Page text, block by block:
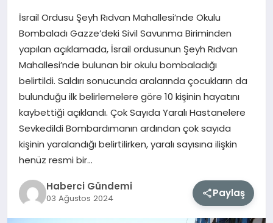
MAGAZIN
EĞITIM
SAĞLIK
TEKNOLOJI
İsrail Ordusu Şeyh Rıdvan Mahallesi’nde Okulu
Bombaladı Gazze’deki Sivil Savunma Biriminden
yapılan açıklamada, İsrail ordusunun Şeyh Rıdvan
Mahallesi’nde bulunan bir okulu bombaladığı
belirtildi. Saldırı sonucunda aralarında çocukların da
bulunduğu ilk belirlemelere göre 10 kişinin hayatını
kaybettiği açıklandı. Çok Sayıda Yaralı Hastanelere
Sevkedildi Bombardımanın ardından çok sayıda
kişinin yaralandığı belirtilirken, yaralı sayısına ilişkin
henüz resmi bir…
Haberci Gündemi
03 Ağustos 2024 Paylaş